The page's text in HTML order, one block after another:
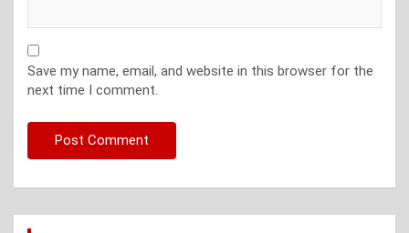
Save my name, email, and website in this browser for the
next time I comment.